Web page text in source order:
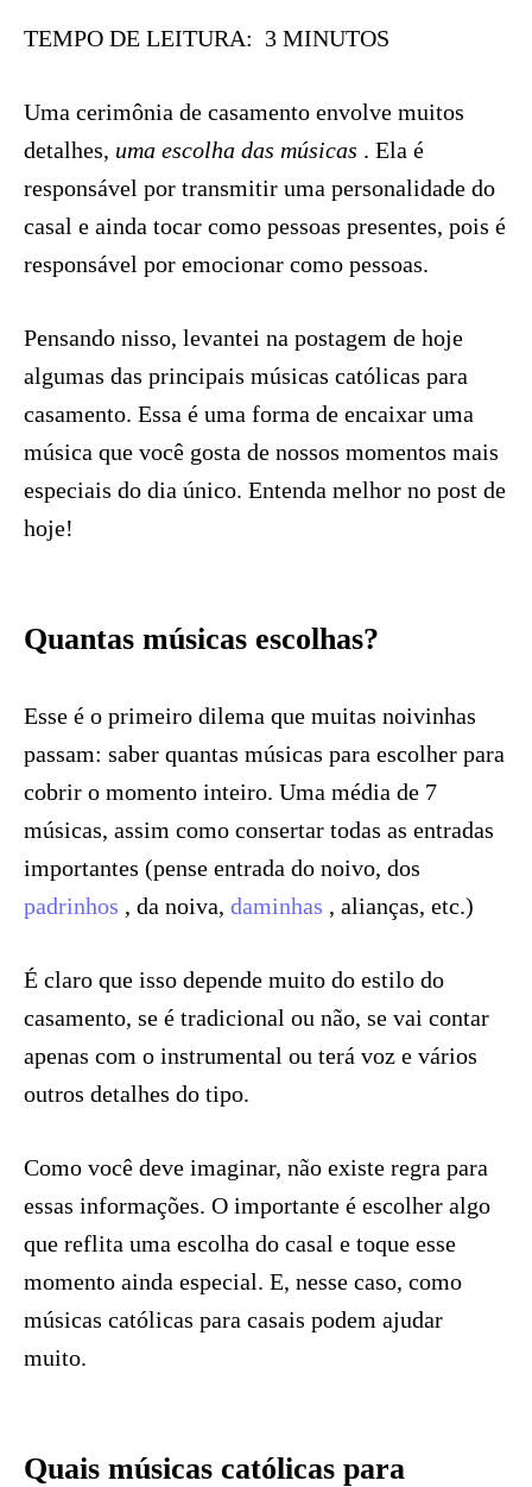
TEMPO DE LEITURA: 3 MINUTOS
Uma cerimônia de casamento envolve muitos
detalhes, uma escolha das músicas . Ela é
responsável por transmitir uma personalidade do
casal e ainda tocar como pessoas presentes, pois é
responsável por emocionar como pessoas.
Pensando nisso, levantei na postagem de hoje
algumas das principais músicas católicas para
casamento. Essa é uma forma de encaixar uma
música que você gosta de nossos momentos mais
especiais do dia único. Entenda melhor no post de
hoje!
Quantas músicas escolhas?
Esse é o primeiro dilema que muitas noivinhas
passam: saber quantas músicas para escolher para
cobrir o momento inteiro. Uma média de 7
músicas, assim como consertar todas as entradas
importantes (pense entrada do noivo, dos
padrinhos , da noiva, daminhas , alianças, etc.)
É claro que isso depende muito do estilo do
casamento, se é tradicional ou não, se vai contar
apenas com o instrumental ou terá voz e vários
outros detalhes do tipo.
Como você deve imaginar, não existe regra para
essas informações. O importante é escolher algo
que reflita uma escolha do casal e toque esse
momento ainda especial. E, nesse caso, como
músicas católicas para casais podem ajudar
muito.
Quais músicas católicas para